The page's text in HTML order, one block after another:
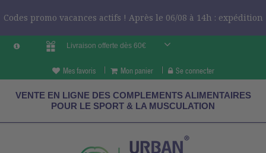
Codes promo vacances actifs ! Après le 06/08 à 14h : expédition
Livraison offerte dès 60€
Mes favoris Mon panier Se connecter
VENTE EN LIGNE DES COMPLEMENTS ALIMENTAIRES
POUR LE SPORT & LA MUSCULATION